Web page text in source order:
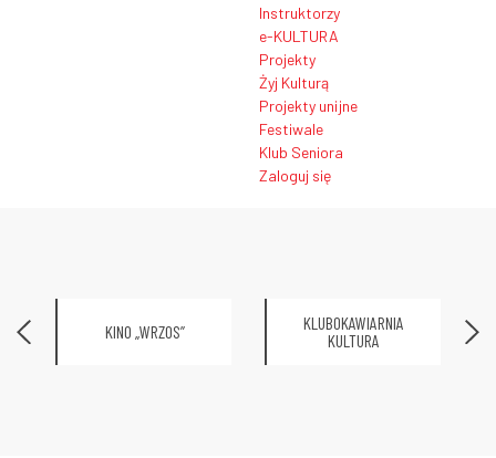
Instruktorzy
e-KULTURA
Projekty
Żyj Kulturą
Projekty unijne
Festiwale
Klub Seniora
Zaloguj się
KINO „WRZOS”
KLUBOKAWIARNIA
KULTURA